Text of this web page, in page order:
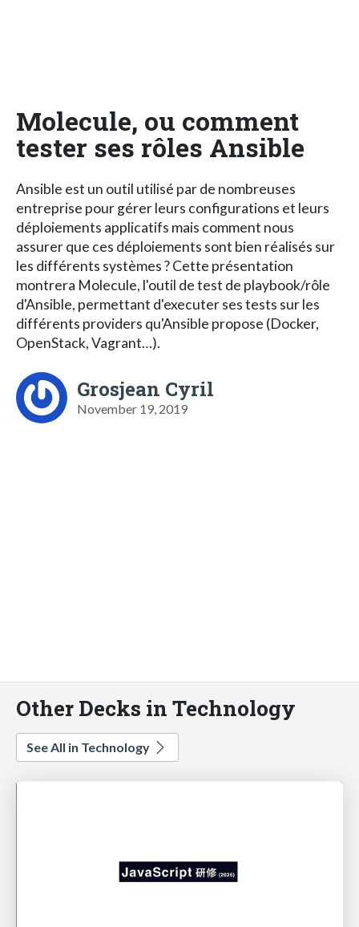
Molecule, ou comment
tester ses rôles Ansible
Ansible est un outil utilisé par de nombreuses
entreprise pour gérer leurs configurations et leurs
déploiements applicatifs mais comment nous
assurer que ces déploiements sont bien réalisés sur
les différents systèmes ? Cette présentation
montrera Molecule, l'outil de test de playbook/rôle
d'Ansible, permettant d'executer ses tests sur les
différents providers qu'Ansible propose (Docker,
OpenStack, Vagrant…).
Grosjean Cyril
November 19, 2019
Other Decks in Technology
See All in Technology